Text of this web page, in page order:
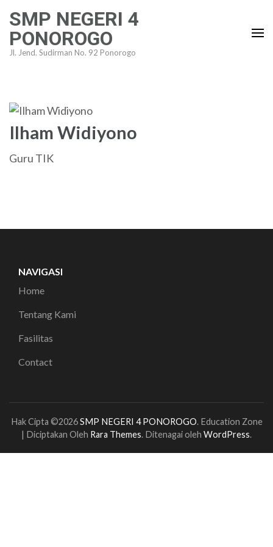
ke
konten
(Tekan
SMP NEGERI 4
PONOROGO
Jl. Jend. Sudirman No. 92 Ponorogo
Ilham Widiyono
Guru TIK
NAVIGASI
Home
Tentang Kami
Fasilitas
Contact
Hak Cipta ©2026SMP NEGERI 4 PONOROGO. Education Zone
| Diciptakan Oleh Rara Themes. Ditenagai oleh WordPress.